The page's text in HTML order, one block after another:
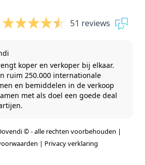
51 reviews
koper en verkoper bij elkaar.
ruim 250.000 internationale
en bemiddelen in de verkoop
met als doel een goede deal
© - alle rechten voorbehouden |
| Privacy verklaring